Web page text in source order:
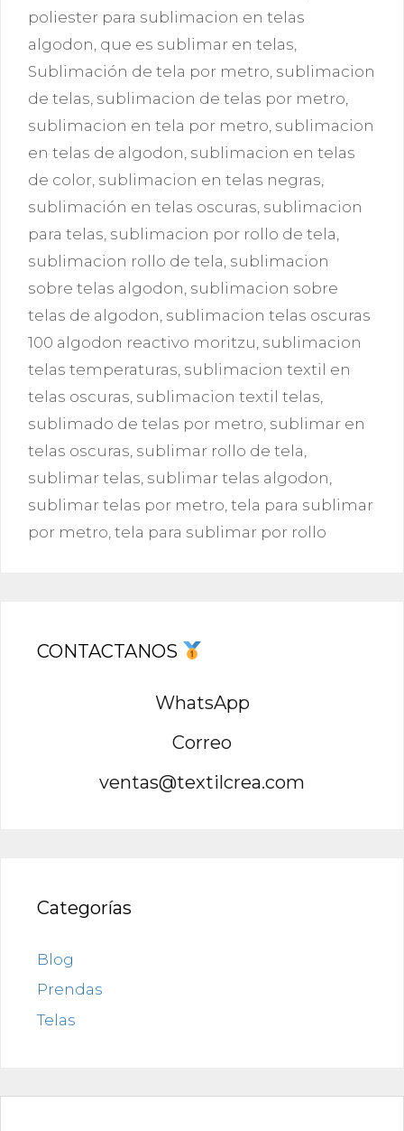
poliester para sublimacion en telas
algodon que es sublimar en telas
Sublimación de tela por metro sublimacion
de telas sublimacion de telas por metro
sublimacion en tela por metro sublimacion
en telas de algodon sublimacion en telas
de color sublimacion en telas negras
sublimación en telas oscuras sublimacion
para telas sublimacion por rollo de tela
sublimacion rollo de tela sublimacion
sobre telas algodon sublimacion sobre
telas de algodon sublimacion telas oscuras
100 algodon reactivo moritzu sublimacion
telas temperaturas sublimacion textil en
telas oscuras sublimacion textil telas
sublimado de telas por metro sublimar en
telas oscuras sublimar rollo de tela
sublimar telas sublimar telas algodon
sublimar telas por metro tela para sublimar
por metro tela para sublimar por rollo
CONTACTANOS
WhatsApp
Correo
ventas@textilcrea.com
Categorías
Blog
Prendas
Telas